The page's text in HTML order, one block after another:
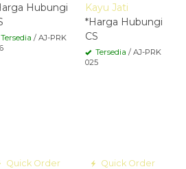
Hubungi
Tersedia / AJ-PRK
Kayu Jati
*Harga Hubungi
CS
Tersedia / AJ-PRK
025
Quick Order Quick Order